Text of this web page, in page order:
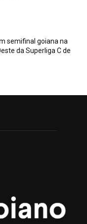
semifinal goiana na
da Superliga C de